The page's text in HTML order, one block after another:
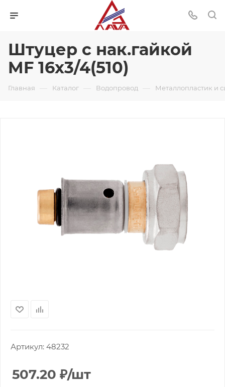
Штуцер с нак.гайкой
MF 16х3/4(510)
Главная — Каталог — Водопровод — Металлопластик и
Артикул: 48232
507.20 ₽/шт